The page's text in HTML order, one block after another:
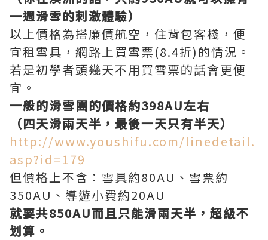
一週滑雪的刺激體驗）
以上價格為搭廉價航空，住背包客棧，便
宜租雪具，網路上買雪票(8.4折)的情況。
若是初學者頭幾天不用買雪票的話會更便
宜。
一般的滑雪團的價格約398AU左右
（四天滑兩天半，最後一天只有半天）
http://www.youshifu.com/linedetail.
asp?id=179
但價格上不含：雪具約80AU、雪票約
350AU、導遊小費約20AU
就要共850AU而且只能滑兩天半，超級不
划算。